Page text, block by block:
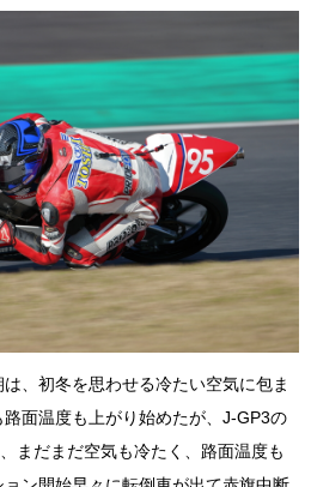
、初冬を思わせる冷たい空気に包ま
面温度も上がり始めたが、J-GP3の
まだまだ空気も冷たく、路面温度も